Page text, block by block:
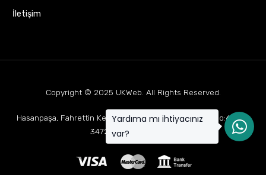
İletişim
Copyright © 2025 UKWeb. All Rights Reserved.
Hasanpaşa, Fahrettin Kerim Gökay Cd Mukaddes Apt No:63 D:1,
34722 Kadıköy/İstanbul
Yardıma mı ihtiyacınız
var?